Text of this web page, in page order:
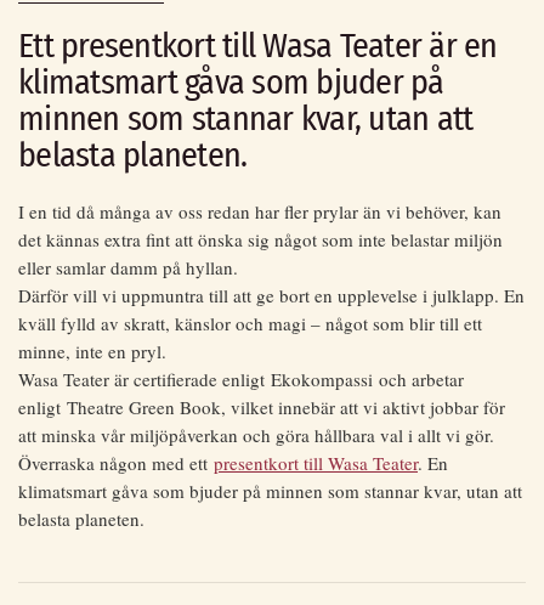
Ett presentkort till Wasa Teater är en
klimatsmart gåva som bjuder på
minnen som stannar kvar, utan att
belasta planeten.
I en tid då många av oss redan har fler prylar än vi behöver, kan
det kännas extra fint att önska sig något som inte belastar miljön
eller samlar damm på hyllan.
Därför vill vi uppmuntra till att ge bort en upplevelse i julklapp. En
kväll fylld av skratt, känslor och magi – något som blir till ett
minne, inte en pryl.
Wasa Teater är certifierade enligt Ekokompassi och arbetar
enligt Theatre Green Book, vilket innebär att vi aktivt jobbar för
att minska vår miljöpåverkan och göra hållbara val i allt vi gör.
Överraska någon med ett presentkort till Wasa Teater. En
klimatsmart gåva som bjuder på minnen som stannar kvar, utan att
belasta planeten.